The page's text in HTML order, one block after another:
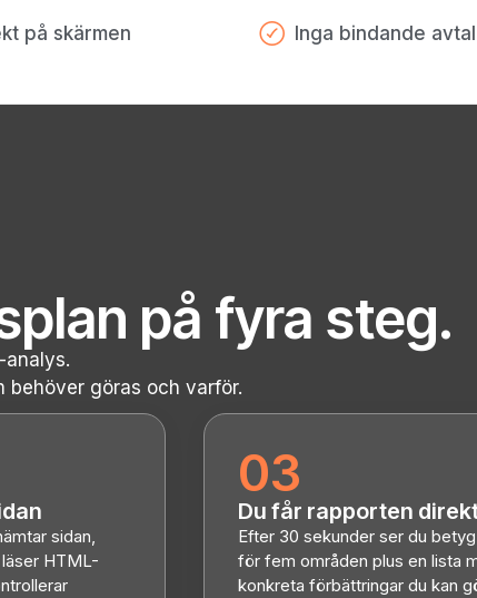
på skärmen Inga bindande avtal
på fyra steg.
analys.
behöver göras och varför.
sidan,
HTML-
03
Du får rapporten
Efter 30 sekunder ser du betyg
för fem områden plus en lista
konkreta förbättringar du kan